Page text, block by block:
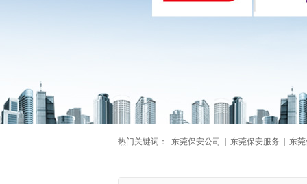
热门关键词： 东莞保安公司 东莞保安服务 东